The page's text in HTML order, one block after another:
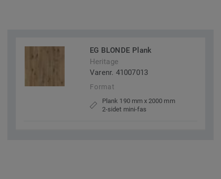
EG BLONDE Plank
Heritage
Varenr. 41007013
Format
Plank 190 mm x 2000 mm
2-sidet mini-fas